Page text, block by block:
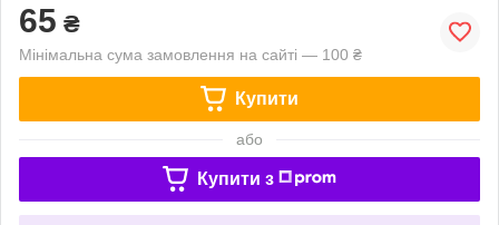
65 ₴
Мінімальна сума замовлення на сайті — 100 ₴
Купити
або
Купити з